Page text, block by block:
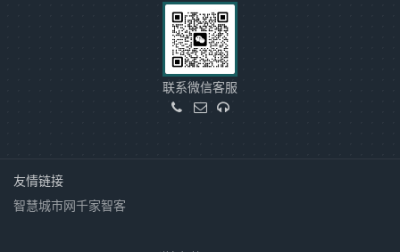
联系微信客服
友情链接
智慧城市网千家智客